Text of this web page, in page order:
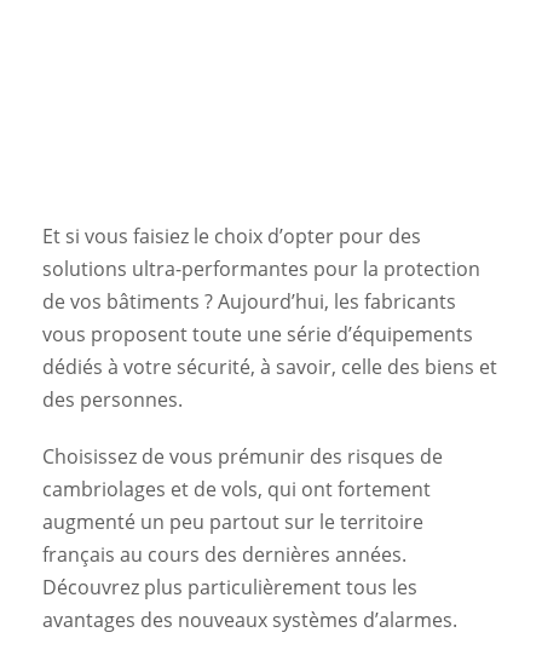
Et si vous faisiez le choix d’opter pour des
solutions ultra-performantes pour la protection
de vos bâtiments ? Aujourd’hui, les fabricants
vous proposent toute une série d’équipements
dédiés à votre sécurité, à savoir, celle des biens et
des personnes.
Choisissez de vous prémunir des risques de
cambriolages et de vols, qui ont fortement
augmenté un peu partout sur le territoire
français au cours des dernières années.
Découvrez plus particulièrement tous les
avantages des nouveaux systèmes d’alarmes.